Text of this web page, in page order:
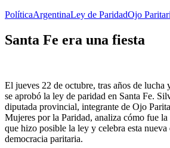
PolíticaArgentinaLey de ParidadOjo
Santa Fe era una fiesta
El jueves 22 de octubre, tras años de lucha
se aprobó la ley de paridad en Santa Fe.
diputada provincial, integrante de Ojo
Mujeres por la Paridad, analiza cómo fue
que hizo posible la ley y celebra esta nueva
democracia paritaria.